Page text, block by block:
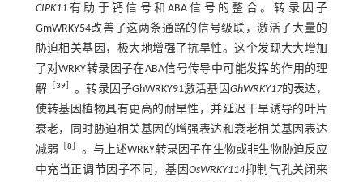
CIPK11有助于钙信号和ABA信号的整合。转录因子
GmWRKY54改善了这两条通路的信号级联，激活了大量的
胁迫相关基因，极大地增强了抗旱性。这个发现大大增加
了对WRKY转录因子在ABA信号传导中可能发挥的作用的理
解
39］ 。转录因子GhWRKY91激活基因GhWRKY17的表达，
使转基因植物具有更高的耐旱性，并延迟干旱诱导的叶片
衰老，同时胁迫相关基因的增强表达和衰老相关基因表达
减弱 ［8
。与上述WRKY转录因子在生物或非生物胁迫反应
中充当正调节因子不同，基因OsWRKY114抑制气孔关闭来